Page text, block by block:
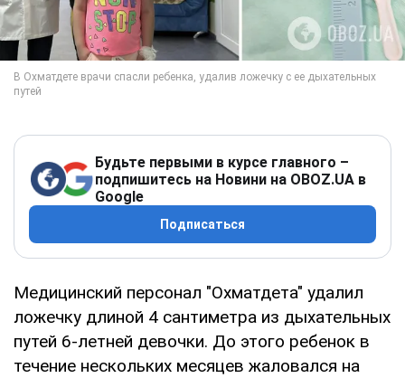
Будьте первыми в курсе главного –
подпишитесь на Новини на OBOZ.UA в
Google
Подписаться
Медицинский персонал "Охматдета" удалил
ложечку длиной 4 сантиметра из дыхательных
путей 6-летней девочки. До этого ребенок в
течение нескольких месяцев жаловался на